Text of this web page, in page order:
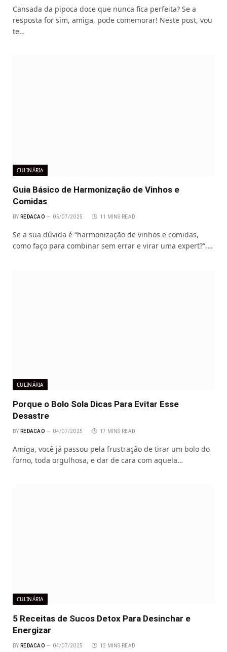
Cansada da pipoca doce que nunca fica perfeita? Se a
resposta for sim, amiga, pode comemorar! Neste post, vou
te…
CULINÁRIA
Guia Básico de Harmonização de Vinhos e
Comidas
BY REDACAO 05/07/2025 11 MINS READ
Se a sua dúvida é “harmonização de vinhos e comidas,
como faço para combinar sem errar e virar uma expert?”,…
CULINÁRIA
Porque o Bolo Sola Dicas Para Evitar Esse
Desastre
BY REDACAO 04/07/2025 17 MINS READ
Amiga, você já passou pela frustração de tirar um bolo do
forno, toda orgulhosa, e dar de cara com aquela…
CULINÁRIA
5 Receitas de Sucos Detox Para Desinchar e
Energizar
BY REDACAO 04/07/2025 12 MINS READ